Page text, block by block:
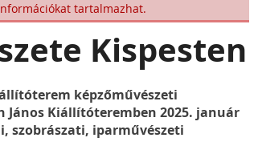
tartalmazhat.
Kispesten
képzőművészeti
Kiállítóteremben 2025. január
szobrászati, iparművészeti